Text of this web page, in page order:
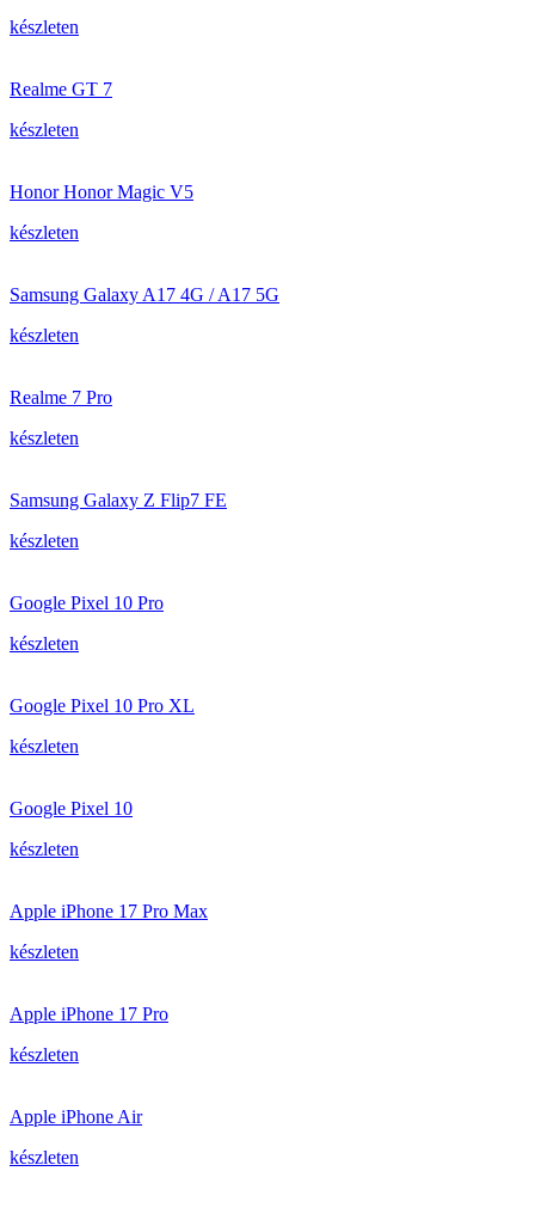
készleten
Realme GT 7
készleten
Honor Honor Magic V5
készleten
Samsung Galaxy A17 4G / A17 5G
készleten
Realme 7 Pro
készleten
Samsung Galaxy Z Flip7 FE
készleten
Google Pixel 10 Pro
készleten
Google Pixel 10 Pro XL
készleten
Google Pixel 10
készleten
Apple iPhone 17 Pro Max
készleten
Apple iPhone 17 Pro
készleten
Apple iPhone Air
készleten